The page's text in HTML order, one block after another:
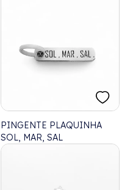
PINGENTE PLAQUINHA
SOL, MAR, SAL